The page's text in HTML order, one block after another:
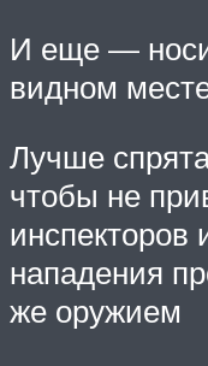
И еще —
видном
Лучше
чтобы не
инспекторов
нападения
же оружием